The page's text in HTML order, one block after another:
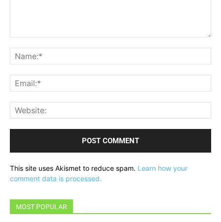
This site uses Akismet to reduce spam. Learn how your
comment data is processed.
MOST POPULAR